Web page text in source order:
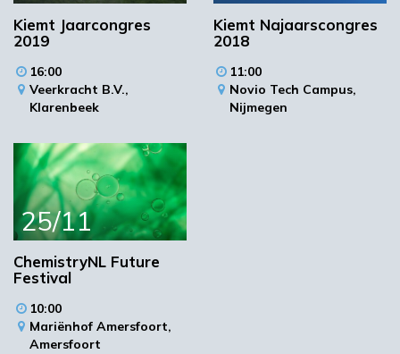
Industriepark Kleefse Waard
Westervoortsedijk
6827 AV Arnhem
Plan je route
Kiemt Jaarcongres
2019
16:00
Veerkracht B.V.,
Klarenbeek
Kiemt Najaarscongres
2018
11:00
Novio Tech Campus,
Nijmegen
25/11
ChemistryNL Future
Festival
10:00
Mariënhof Amersfoort,
Amersfoort